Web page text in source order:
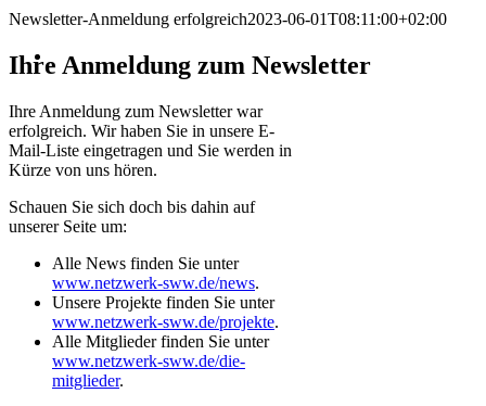
Newsletter-Anmeldung erfolgreich2023-06-01T08:11:00+02:00
Ihre Anmeldung zum Newsletter
Ihre Anmeldung zum Newsletter war
erfolgreich. Wir haben Sie in unsere E-
Mail-Liste eingetragen und Sie werden in
Kürze von uns hören.
Schauen Sie sich doch bis dahin auf
unserer Seite um:
Alle News finden Sie unter
www.netzwerk-sww.de/news.
Unsere Projekte finden Sie unter
www.netzwerk-sww.de/projekte.
Alle Mitglieder finden Sie unter
www.netzwerk-sww.de/die-
mitglieder.